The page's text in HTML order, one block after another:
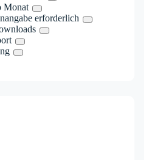
Monat
erforderlich